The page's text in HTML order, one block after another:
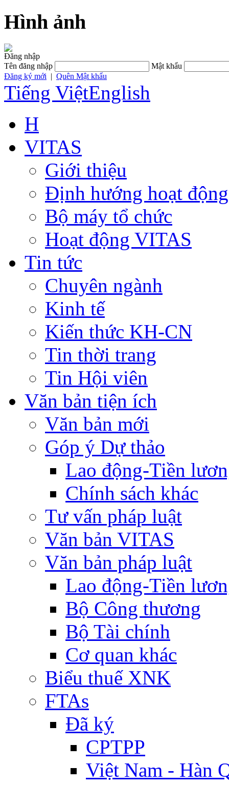
Hình ảnh
Đăng nhập
Tên đăng nhập
Mật khẩu
Đăng ký mới | Quên Mật khẩu
Tiếng ViệtEnglish
H
VITAS
Giới thiệu
Định hướng hoạt động
Bộ máy tổ chức
Hoạt động VITAS
Tin tức
Chuyên ngành
Kinh tế
Kiến thức KH-CN
Tin thời trang
Tin Hội viên
Văn bản tiện ích
Văn bản mới
Góp ý Dự thảo
Lao động-Tiền
Chính sách khác
Tư vấn pháp luật
Văn bản VITAS
Văn bản pháp luật
Lao động-Tiền
Bộ Công thương
Bộ Tài chính
Cơ quan khác
Biểu thuế XNK
FTAs
Đã ký
CPTPP
Việt Nam - Hàn